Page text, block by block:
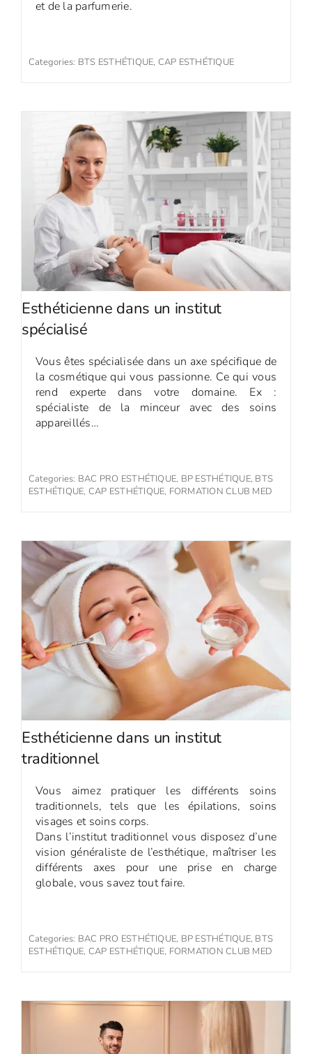
et de la parfumerie.
Categories: BTS ESTHÉTIQUE, CAP ESTHÉTIQUE
Esthéticienne dans un institut
spécialisé
Vous êtes spécialisée dans un axe spécifique de
la cosmétique qui vous passionne. Ce qui vous
rend experte dans votre domaine. Ex :
spécialiste de la minceur avec des soins
appareillés…
Categories: BAC PRO ESTHÉTIQUE, BP ESTHÉTIQUE, BTS
ESTHÉTIQUE, CAP ESTHÉTIQUE, FORMATION CLUB MED
Esthéticienne dans un institut
traditionnel
Vous aimez pratiquer les différents soins
traditionnels, tels que les épilations, soins
visages et soins corps.
Dans l’institut traditionnel vous disposez d’une
vision généraliste de l’esthétique, maîtriser les
différents axes pour une prise en charge
globale, vous savez tout faire.
Categories: BAC PRO ESTHÉTIQUE, BP ESTHÉTIQUE, BTS
ESTHÉTIQUE, CAP ESTHÉTIQUE, FORMATION CLUB MED